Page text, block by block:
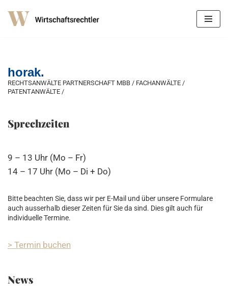
Zum
horak.
RECHTSANWÄLTE PARTNERSCHAFT MBB / FACHANWÄLTE /
PATENTANWÄLTE /
Sprechzeiten
9 – 13 Uhr (Mo – Fr)
14 – 17 Uhr (Mo – Di + Do)
Bitte beachten Sie, dass wir per E-Mail und über unsere Formulare
auch ausserhalb dieser Zeiten für Sie da sind. Dies gilt auch für
individuelle Termine.
> Termin buchen
News